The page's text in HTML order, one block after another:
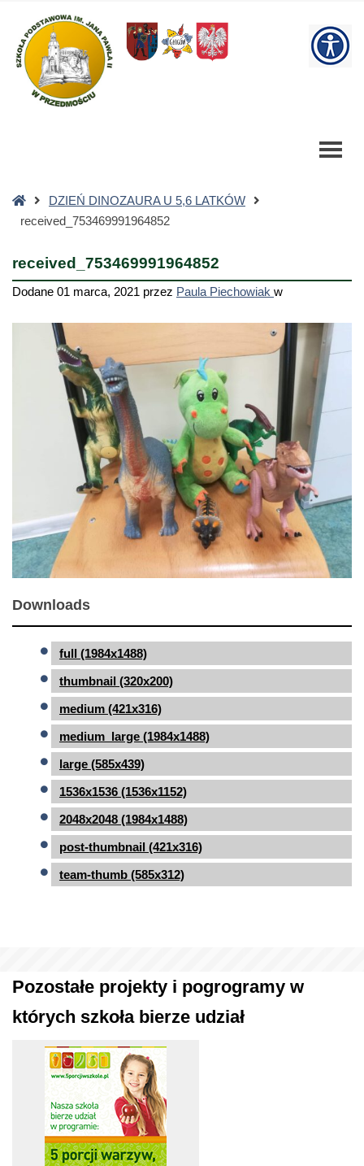
Szkoła
Podstawowa
Strona
główna
DZIEŃ DINOZAURA U 5,6 LATKÓW
received_753469991964852
received_753469991964852
Dodane 01 marca, 2021 przez Paula Piechowiak w
Downloads
full (1984x1488)
thumbnail (320x200)
medium (421x316)
medium_large (1984x1488)
large (585x439)
1536x1536 (1536x1152)
2048x2048 (1984x1488)
post-thumbnail (421x316)
team-thumb (585x312)
Pozostałe projekty i pogrogramy w
których szkoła bierze udział